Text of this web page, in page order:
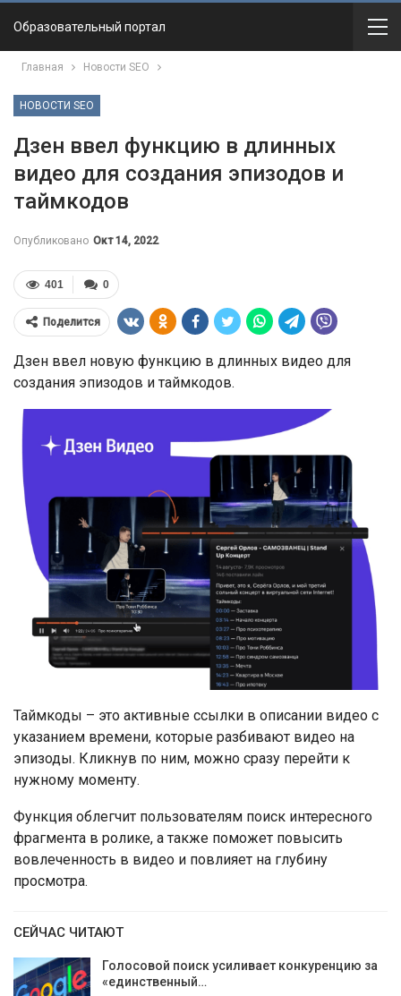
Образовательный портал
Главная Новости SEO
НОВОСТИ SEO
Дзен ввел функцию в длинных
видео для создания эпизодов и
таймкодов
Опубликовано Окт 14, 2022
0
401
Поделится
Дзен ввел новую функцию в длинных видео для
создания эпизодов и таймкодов.
Таймкоды – это активные ссылки в описании видео с
указанием времени, которые разбивают видео на
эпизоды. Кликнув по ним, можно сразу перейти к
нужному моменту.
Функция облегчит пользователям поиск интересного
фрагмента в ролике, а также поможет повысить
вовлеченность в видео и повлияет на глубину
просмотра.
СЕЙЧАС ЧИТАЮТ
Голосовой поиск усиливает конкуренцию за
«единственный…